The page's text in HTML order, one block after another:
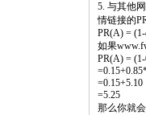
5. 与其他
情链接的
PR(A) =
如果
PR(A) =
=0.15+5.10
=5.25
那么你就